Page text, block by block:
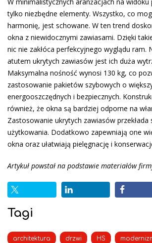
W minimalistycznych aranżacjach na
tylko niezbędne elementy. Wszystko, co
harmonię, jest schowane. W ten trend
okna z niewidocznymi zawiasami. Dzięki
nic nie zakłóca perfekcyjnego wyglądu ram.
atutem ukrytych zawiasów jest ich duża
Maksymalna nośność wynosi 130 kg, co
zastosowanie pakietów szybowych o
energooszczędnych i bezpiecznych.
również, że okna są bardziej odporne na
Zastosowanie ukrytych zawiasów
użytkowania. Dodatkowo zapewniają one
okna oraz ułatwiają pielęgnację i
Artykuł powstał na podstawie materiałów
Tagi
architektura drzwi HS